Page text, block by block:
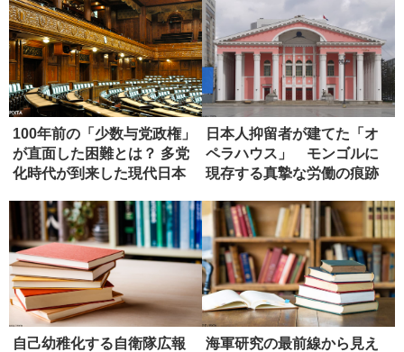
100年前の「少数与党政権」
が直面した困難とは？ 多党
化時代が到来した現代日本
日本人抑留者が建てた「オ
ペラハウス」 モンゴルに
現存する真摯な労働の痕跡
自己幼稚化する自衛隊広報
海軍研究の最前線から見え